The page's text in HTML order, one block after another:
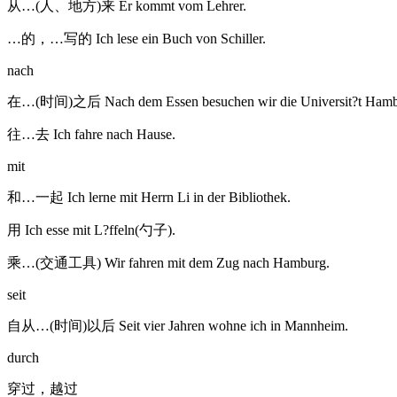
从…(人、地方)来 Er kommt vom Lehrer.
…的，…写的 Ich lese ein Buch von Schiller.
nach
在…(时间)之后 Nach dem Essen besuchen wir die Universit?t
往…去 Ich fahre nach Hause.
mit
和…一起 Ich lerne mit Herrn Li in der Bibliothek.
用 Ich esse mit L?ffeln(勺子).
乘…(交通工具) Wir fahren mit dem Zug nach Hamburg.
seit
自从…(时间)以后 Seit vier Jahren wohne ich in Mannheim.
durch
穿过，越过